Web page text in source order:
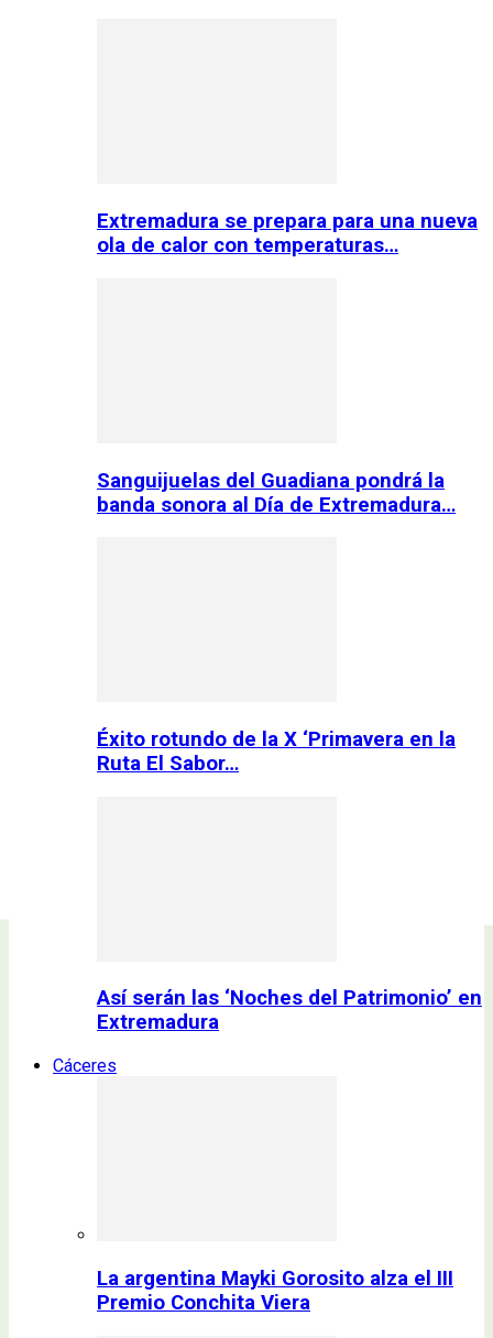
Extremadura se prepara para una nueva
ola de calor con temperaturas…
Sanguijuelas del Guadiana pondrá la
banda sonora al Día de Extremadura…
Éxito rotundo de la X ‘Primavera en la
Ruta El Sabor…
Así serán las ‘Noches del Patrimonio’ en
Extremadura
Cáceres
La argentina Mayki Gorosito alza el III
Premio Conchita Viera